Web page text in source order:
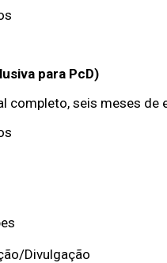
para PcD)
completo, seis meses de
Divulgação